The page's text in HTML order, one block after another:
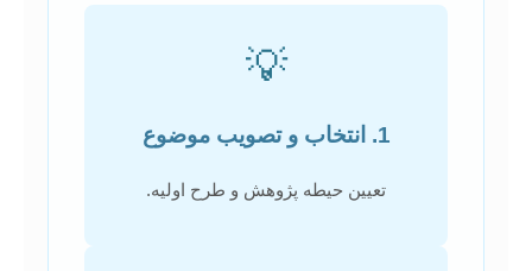
💡
1. انتخاب و تصویب موضوع
تعیین حیطه پژوهش و طرح اولیه.